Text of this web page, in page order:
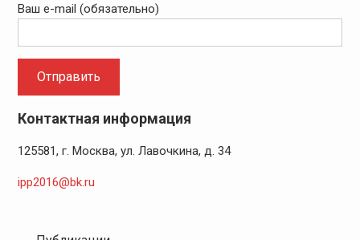
Ваш e-mail (обязательно)
Контактная информация
125581, г. Москва, ул. Лавочкина, д. 34
ipp2016@bk.ru